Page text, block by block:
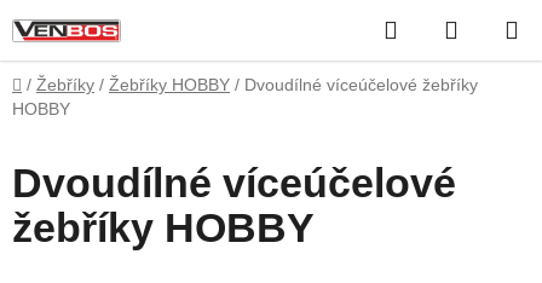
na
obsah
Hledat
KOŠÍK
Domů
/ Žebříky / Žebříky HOBBY / Dvoudílné víceúčelové žebříky
HOBBY
Dvoudílné víceúčelové
žebříky HOBBY